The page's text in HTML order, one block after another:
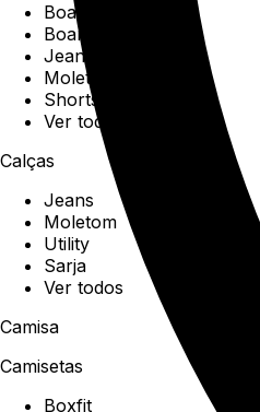
Boardshorts
Boardwalk
Jeans
Moletom
Shorts
Ver todos
Calças
Jeans
Moletom
Utility
Sarja
Ver todos
Camisa
Camisetas
Boxfit